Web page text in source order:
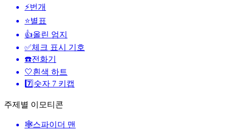
⚡번개
⭐별표
👍올린 엄지
✅체크 표시 기호
☎️전화기
🤍흰색 하트
7️⃣ 숫자 7 키캡
주제별 이모티콘
🕸️스파이더 맨